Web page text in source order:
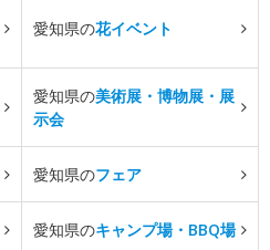
愛知県の花イベント
愛知県の美術展・博物展・展
示会
愛知県のフェア
愛知県のキャンプ場・BBQ場